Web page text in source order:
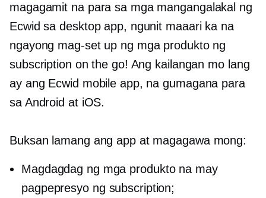
magagamit na para sa mga mangangalakal ng
Ecwid sa desktop app, ngunit maaari ka na
ngayong mag-set up ng mga produkto ng
subscription on the go! Ang kailangan mo lang
ay ang Ecwid mobile app, na gumagana para
sa Android at iOS.
Buksan lamang ang app at magagawa mong:
Magdagdag ng mga produkto na may
pagpepresyo ng subscription;